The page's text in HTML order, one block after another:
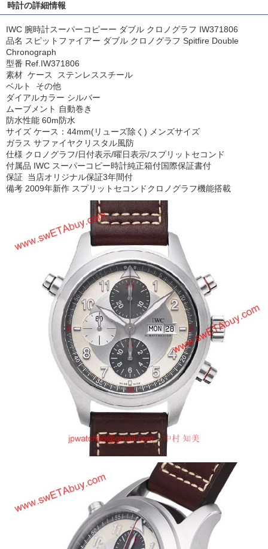
時計の詳細情報
IWC 腕時計スーパーコピーー ダブル クロノグラフ IW371806
品名 スピットファイアー ダブル クロノグラフ Spitfire Double
Chronograph
型番 Ref.IW371806
素材 ケース ステンレススチール
ベルト その他
ダイアルカラー シルバー
ムーブメント 自動巻き
防水性能 60m防水
サイズ ケース：44mm(リューズ除く) メンズサイズ
ガラス サファイヤクリスタル風防
仕様 クロノグラフ/日付表示/曜日表示/スプリットセコンド
付属品 IWC スーパーコピー時計純正箱付国際保証書付
保証 当店オリジナル保証3年間付
備考 2009年新作 スプリットセコンドクロノグラフ機能搭載